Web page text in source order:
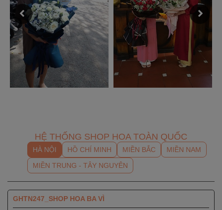
HỆ THỐNG SHOP HOA TOÀN QUỐC
HÀ NỘI HỒ CHÍ MINH MIỀN BẮC
MIỀN NAM
MIỀN TRUNG - TÂY NGUYÊN
GHTN247_SHOP HOA BA VÌ